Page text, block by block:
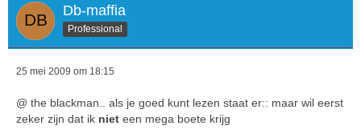
Db-maffia
Professional
25 mei 2009 om 18:15
@ the blackman.. als je goed kunt lezen staat er:: maar wil eerst
zeker zijn dat ik niet een mega boete krijg